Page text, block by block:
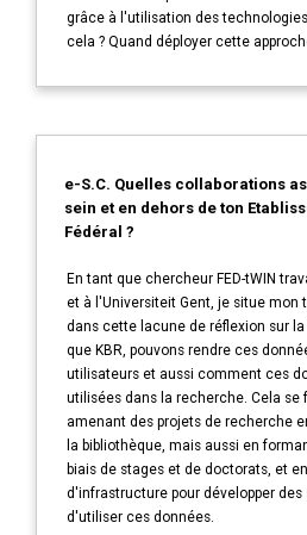
grâce à l'utilisation des
cela ? Quand déployer cette
e-S.C. Quelles collaborations
sein et en dehors de ton
Fédéral ?
En tant que chercheur FED-tWIN
et à l'Universiteit Gent, je situe mon
dans cette lacune de réflexion sur
que KBR, pouvons rendre ces
utilisateurs et aussi comment ces
utilisées dans la recherche. Cela
amenant des projets de recherche
la bibliothèque, mais aussi en
biais de stages et de doctorats, et
d'infrastructure pour développer
d'utiliser ces données.